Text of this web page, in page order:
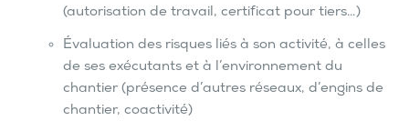
(autorisation de travail, certificat pour tiers…)
Évaluation des risques liés à son activité, à celles
de ses exécutants et à l’environnement du
chantier (présence d’autres réseaux, d’engins de
chantier, coactivité)